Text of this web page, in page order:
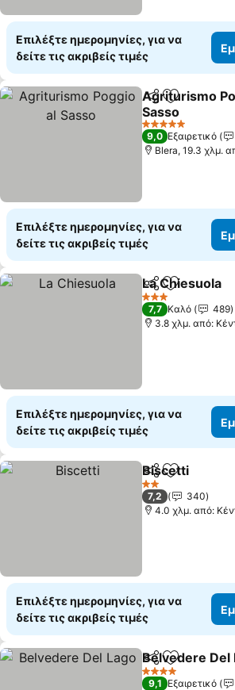
Επιλέξτε ημερομηνίες, για να
δείτε τις ακριβείς τιμές
Κοινοποίηση
Προσθήκη
Agriturismo
Sasso
5 Αστέρια
9,0 Εξαιρετικό
Blera, 19.3 χλμ.
Επιλέξτε ημερομηνίες, για να
δείτε τις ακριβείς τιμές
Κοινοποίηση
Προσθήκη
La Chiesuola
3 Αστέρια
7,7 Καλό
489
3.8 χλμ. από:
Επιλέξτε ημερομηνίες, για να
δείτε τις ακριβείς τιμές
Κοινοποίηση
Προσθήκη
Biscetti
2 Αστέρια
7,2
340
4.0 χλμ. από:
Επιλέξτε ημερομηνίες, για να
δείτε τις ακριβείς τιμές
Κοινοποίηση
Προσθήκη
Belvedere Del
4 Αστέρια
9,1 Εξαιρετικό